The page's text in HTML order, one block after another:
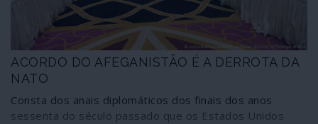
ACORDO DO AFEGANISTÃO É A DERROTA DA
NATO
Consta dos anais diplomáticos dos finais dos anos
sessenta do século passado que os Estados Unidos